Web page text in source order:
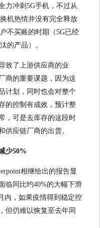
力冲刺5G手机，不过从
机热情并没有完全释放
不买账的时期（5G已经
的产品）。
致了上游供应商的业
商的重要课题，因为这
计划，同时也会对整个
的控制有成效，预计整
，可是去库存的这段时
供应链厂商的出货。
少50%
相继给出的报告显
临同比约40%的大幅下滑
内，如果疫情得到稳定控
但仍难以恢复至去年同